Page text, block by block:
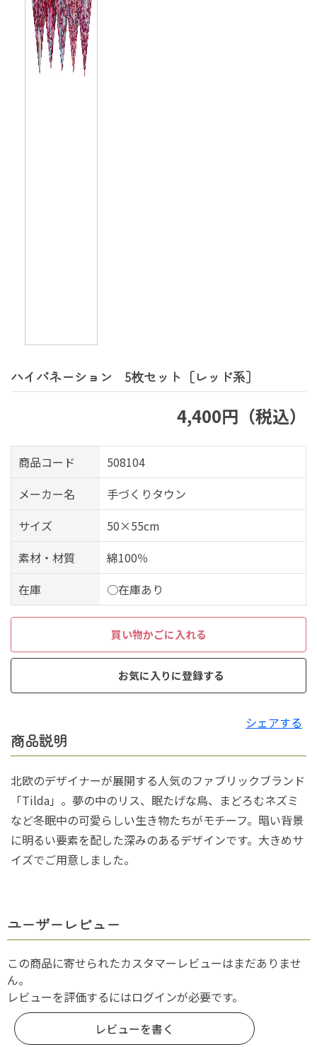
ハイバネーション 5枚セット［レッド系］
4,400円（税込）
商品コード
508104
メーカー名
手づくりタウン
サイズ
50×55cm
素材・材質
綿100％
在庫
○在庫あり
買い物かごに入れる
お気に入りに登録する
シェアする
商品説明
北欧のデザイナーが展開する人気のファブリックブランド
「Tilda」。夢の中のリス、眠たげな鳥、まどろむネズミ
など冬眠中の可愛らしい生き物たちがモチーフ。暗い背景
に明るい要素を配した深みのあるデザインです。大きめサ
イズでご用意しました。
ユーザーレビュー
この商品に寄せられたカスタマーレビューはまだありませ
ん。
レビューを評価するにはログインが必要です。
レビューを書く